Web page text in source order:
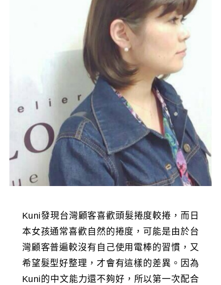
Kuni發現台灣顧客喜歡頭髮捲度較捲，而日
本女孩通常喜歡自然的捲度，可能是由於台
灣顧客普遍較沒有自己使用電棒的習慣，又
希望髮型好整理，才會有這樣的差異。因為
Kuni的中文能力還不夠好，所以第一次配合